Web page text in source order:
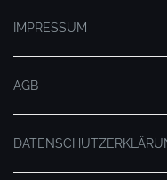
IMPRESSUM
AGB